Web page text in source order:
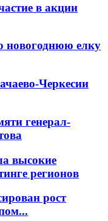
в акции
новогоднюю елку
Черкесии
генерал-
высокие
регионов
рост